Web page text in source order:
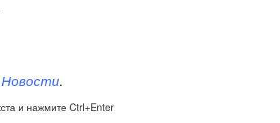
.
и нажмите Ctrl+Enter